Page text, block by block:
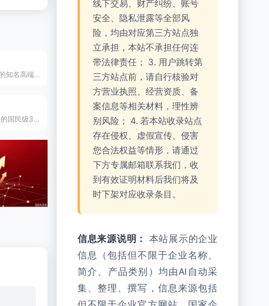
创立于2012年的知名高端3C数码配件品牌，以智能屏显充电器和无感支点壳闻名，致力于通过科技创新重新定义未来生活方式。
创立于2003年的国民级3C数码配件领导品牌，充电宝首创者，提供从苹果全系配件到新能源储能的一站式智能生活解决方案。
线下交易、财产纠纷、账号
安全、隐私泄露等全部风
险，均由对应第三方站点独
立承担，本站不承担任何连
带法律责任； 3. 用户跳转第
三方站点前，请自行核验对
方营业执照、经营资质、备
案信息等相关材料，理性辨
别风险； 4. 若本站收录站点
存在侵权、虚假宣传、侵害
您合法权益等情形，请通过
下方专属邮箱联系我们，收
到有效证明材料后我们将及
时下架对应收录条目。
信息来源说明：
本站展示的企业
信息（包括但不限于企业名称、
简介、产品类别）均由AI自动采
集、整理、撰写，信息来源包括